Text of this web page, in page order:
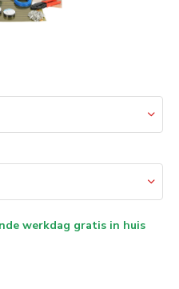
werkdag gratis in huis